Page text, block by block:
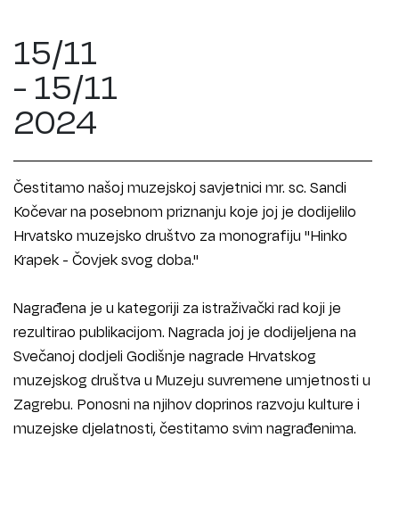
15/11
- 15/11
2024
Čestitamo našoj muzejskoj savjetnici mr. sc. Sandi
Kočevar na posebnom priznanju koje joj je dodijelilo
Hrvatsko muzejsko društvo za monografiju "Hinko
Krapek - Čovjek svog doba."
Nagrađena je u kategoriji za istraživački rad koji je
rezultirao publikacijom. Nagrada joj je dodijeljena na
Svečanoj dodjeli Godišnje nagrade Hrvatskog
muzejskog društva u Muzeju suvremene umjetnosti u
Zagrebu. Ponosni na njihov doprinos razvoju kulture i
muzejske djelatnosti, čestitamo svim nagrađenima.